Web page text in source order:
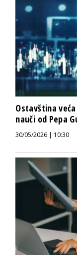
Ostavština
nauči od Pepa
30/05/2026 | 10:30